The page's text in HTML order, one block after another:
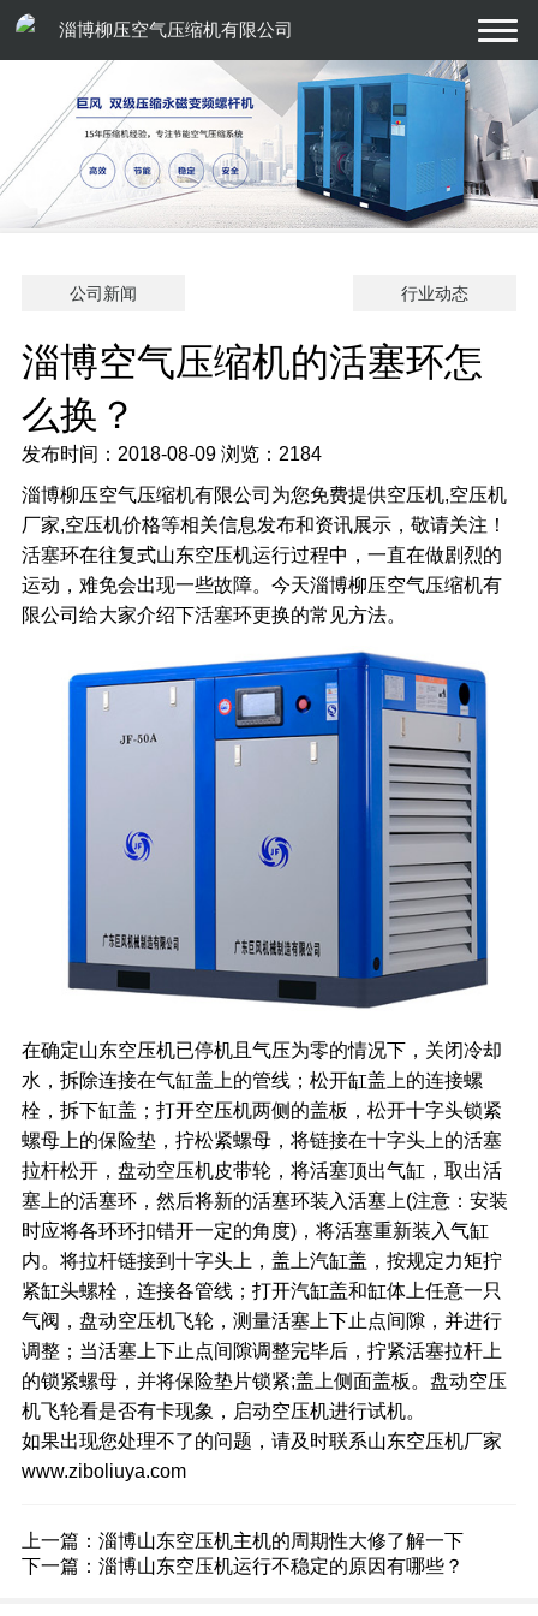
淄博柳压空气压缩机有限公司
公司新闻 行业动态
淄博空气压缩机的活塞环怎
么换？
发布时间：2018-08-09 浏览：2184
淄博柳压空气压缩机有限公司为您免费提供空压机,空压机
厂家,空压机价格等相关信息发布和资讯展示，敬请关注！
活塞环在往复式山东空压机运行过程中，一直在做剧烈的
运动，难免会出现一些故障。今天淄博柳压空气压缩机有
限公司给大家介绍下活塞环更换的常见方法。
在确定山东空压机已停机且气压为零的情况下，关闭冷却
水，拆除连接在气缸盖上的管线；松开缸盖上的连接螺
栓，拆下缸盖；打开空压机两侧的盖板，松开十字头锁紧
螺母上的保险垫，拧松紧螺母，将链接在十字头上的活塞
拉杆松开，盘动空压机皮带轮，将活塞顶出气缸，取出活
塞上的活塞环，然后将新的活塞环装入活塞上(注意：安装
时应将各环环扣错开一定的角度)，将活塞重新装入气缸
内。将拉杆链接到十字头上，盖上汽缸盖，按规定力矩拧
紧缸头螺栓，连接各管线；打开汽缸盖和缸体上任意一只
气阀，盘动空压机飞轮，测量活塞上下止点间隙，并进行
调整；当活塞上下止点间隙调整完毕后，拧紧活塞拉杆上
的锁紧螺母，并将保险垫片锁紧;盖上侧面盖板。盘动空压
机飞轮看是否有卡现象，启动空压机进行试机。
如果出现您处理不了的问题，请及时联系山东空压机厂家
www.ziboliuya.com
上一篇： 淄博山东空压机主机的周期性大修了解一下
下一篇： 淄博山东空压机运行不稳定的原因有哪些？